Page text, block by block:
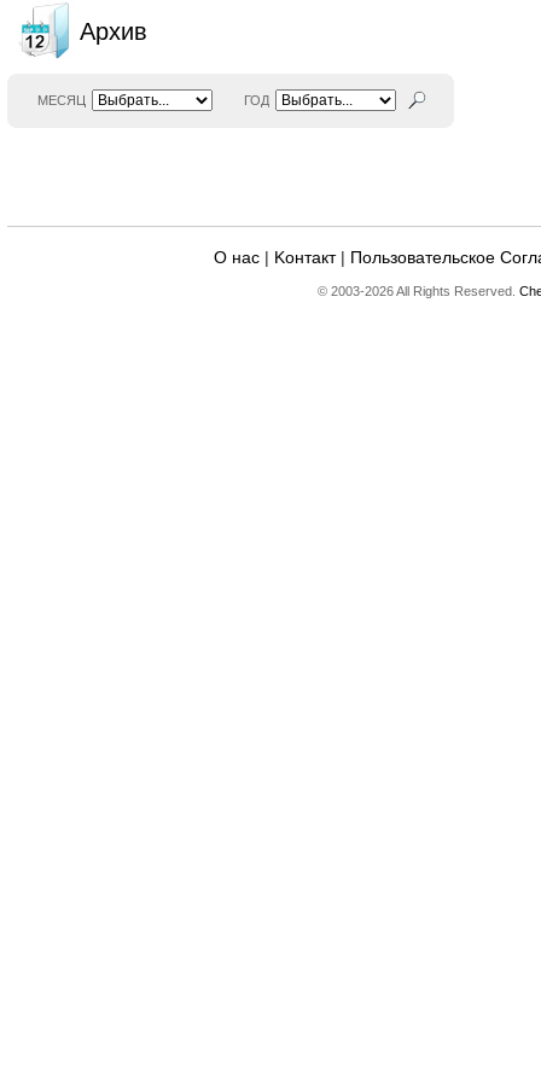
Архив
МЕСЯЦ ГОД
О нас | Kонтакт| Пользовательское
© 2003-2026 All Rights Reserved.